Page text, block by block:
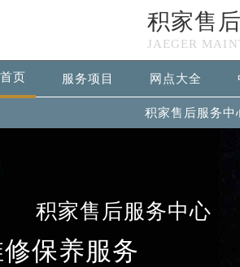
积家售
JAEGER
首页 服务项目 网点大全
积家售后服务中
积家售后服务中心
保养服务